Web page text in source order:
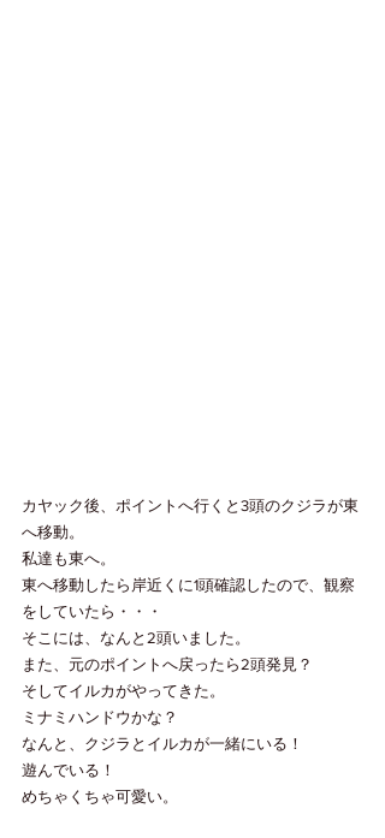
カヤック後、ポイントへ行くと3頭のクジラが東
へ移動。
私達も東へ。
東へ移動したら岸近くに1頭確認したので、観察
をしていたら・・・
そこには、なんと2頭いました。
また、元のポイントへ戻ったら2頭発見？
そしてイルカがやってきた。
ミナミハンドウかな？
なんと、クジラとイルカが一緒にいる！
遊んでいる！
めちゃくちゃ可愛い。